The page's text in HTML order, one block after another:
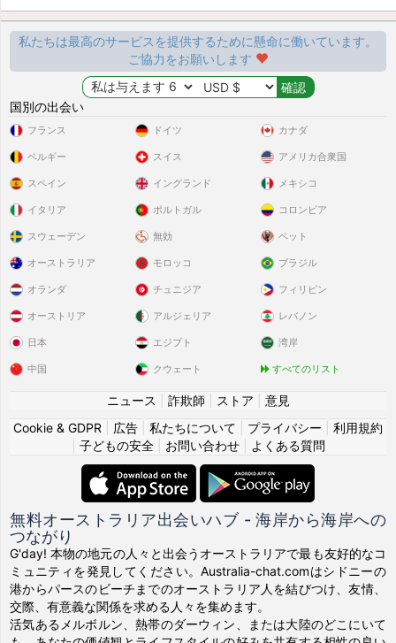
私たちは最高のサービスを提供するために懸命に働いています。
ご協力をお願いします
国別の出会い
フランス
ベルギー
スペイン
イタリア
スウェーデン
ドイツ
スイス
イングランド
ポルトガル
無効
カナダ
アメリカ合衆国
メキシコ
コロンビア
ペット
オーストラリア
オランダ
オーストリア
日本
中国
モロッコ
チュニジア
アルジェリア
エジプト
クウェート
ブラジル
フィリピン
レバノン
湾岸
すべてのリスト
ニュース 詐欺師 ストア
意見
Cookie & GDPR
広告 私たちについて プライバシー
利用規約
子どもの安全| お問い合わせ| よくある質問
無料オーストラリア出会いハブ - 海岸から海岸への
つながり
G'day! 本物の地元の人々と出会うオーストラリアで最も友好的なコ
ミュニティを発見してください。Australia-chat.comはシドニーの
港からパースのビーチまでのオーストラリア人を結びつけ、友情、
交際、有意義な関係を求める人々を集めます。
活気あるメルボルン、熱帯のダーウィン、または大陸のどこにいて